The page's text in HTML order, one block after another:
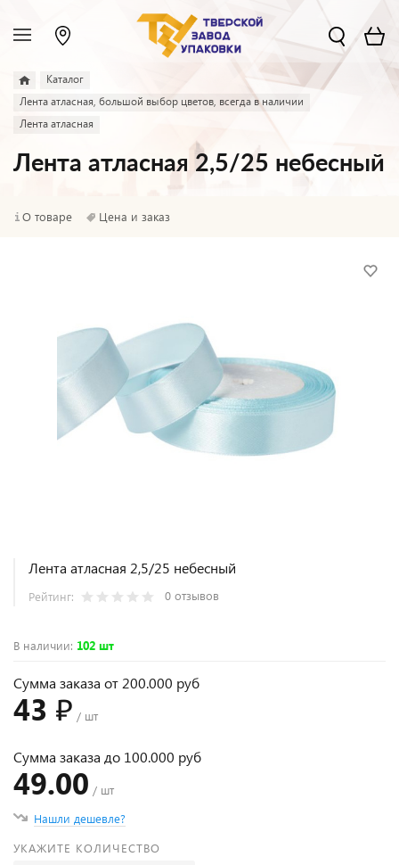
Каталог
Лента атласная, большой выбор цветов, всегда в наличии
Лента атласная
Лента атласная 2,5/25 небесный
О товаре Цена и заказ
Лента атласная 2,5/25 небесный
Рейтинг: 0 отзывов
В наличии: 102 шт
Сумма заказа от 200.000 руб
43 ₽ / шт
Сумма заказа до 100.000 руб
49.00 / шт
Нашли дешевле?
УКАЖИТЕ КОЛИЧЕСТВО